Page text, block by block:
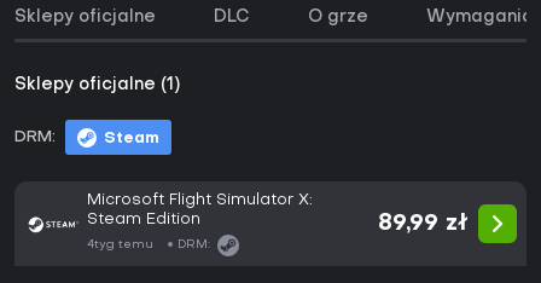
Sklepy oficjalne DLC O grze Wymagania
Sklepy oficjalne (1)
DRM: Steam
Microsoft Flight Simulator X:
Steam Edition
4tyg temu DRM:
89,99 zł